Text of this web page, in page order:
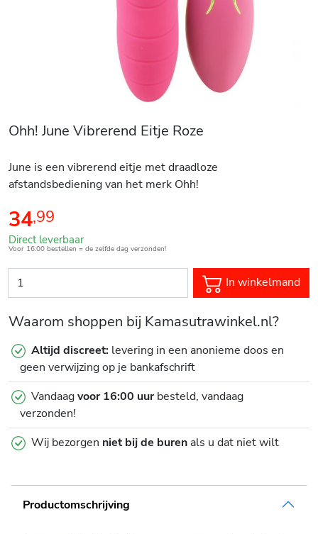
Ohh! June Vibrerend Eitje Roze
June is een vibrerend eitje met draadloze
afstandsbediening van het merk Ohh!
34,99
Direct leverbaar
Voor 16:00 bestellen = de zelfde dag verzonden!
In winkelmand
Waarom shoppen bij Kamasutrawinkel.nl?
Altijd discreet: levering in een anonieme doos en
geen verwijzing op je bankafschrift
Vandaagvoor 16:00 uurbesteld, vandaag
verzonden!
Wij bezorgen niet bij de burenals u dat niet wilt
Productomschrijving